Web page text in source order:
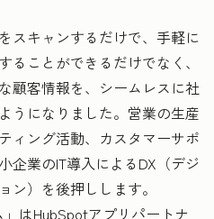
スキャンするだけで、手軽に
ことができるだけでなく、
顧客情報を、シームレスに社
うになりました。営業の生産
ィング活動、カスタマーサポ
企業のIT導入によるDX（デジ
ン）を後押しします。
」はHubSpotアプリパートナ